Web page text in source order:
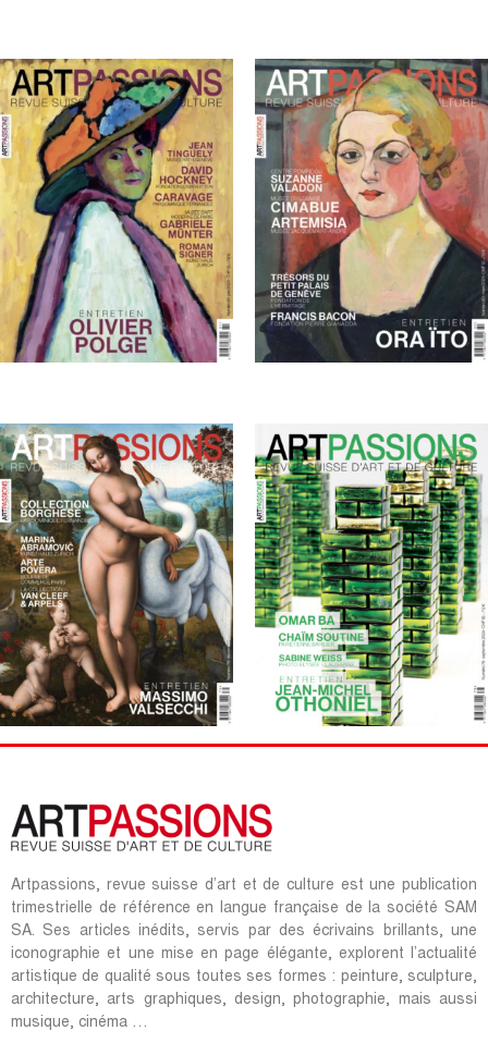
Artpassions, revue suisse d’art et de culture est une publication
trimestrielle de référence en langue française de la société SAM
SA. Ses articles inédits, servis par des écrivains brillants, une
iconographie et une mise en page élégante, explorent l’actualité
artistique de qualité sous toutes ses formes : peinture, sculpture,
architecture, arts graphiques, design, photographie, mais aussi
musique, cinéma …